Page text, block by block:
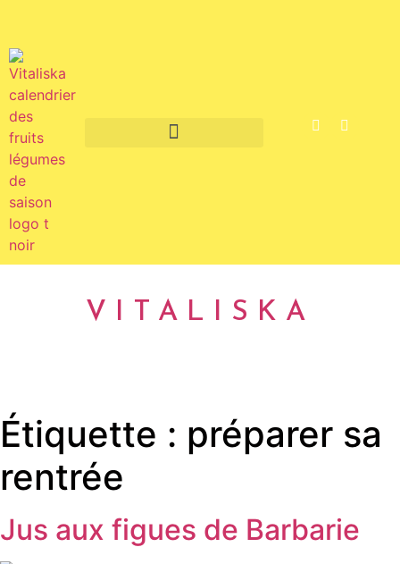
VITALISKA
Étiquette : préparer sa
rentrée
Jus aux figues de Barbarie